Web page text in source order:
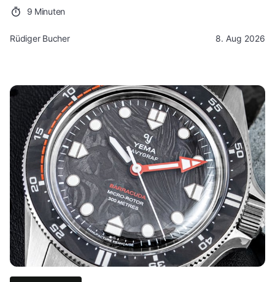
9 Minuten
Rüdiger Bucher 8. Aug 2026